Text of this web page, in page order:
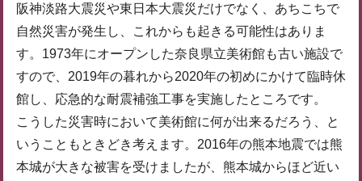
阪神淡路大震災や東日本大震災だけでなく、あちこちで
自然災害が発生し、これからも起きる可能性はありま
す。1973年にオープンした奈良県立美術館も古い施設で
すので、2019年の暮れから2020年の初めにかけて臨時休
館し、応急的な耐震補強工事を実施したところです。
こうした災害時において美術館に何が出来るだろう、と
いうこともときどき考えます。2016年の熊本地震では熊
本城が大きな被害を受けましたが、熊本城からほど近い